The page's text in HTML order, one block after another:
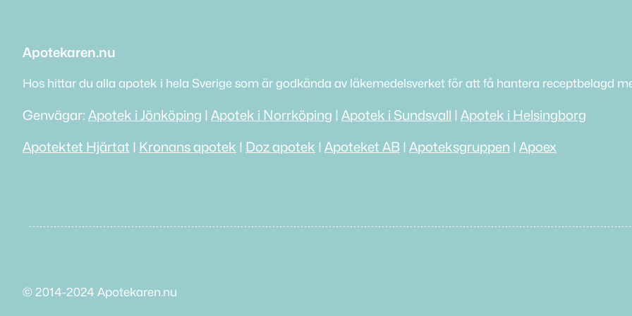
Apotekaren.nu
Hos hittar du alla apotek i hela Sverige som är godkända av läkemedelsverket för att få hantera receptbelagd
Genvägar: Apotek i Jönköping | Apotek i Norrköping | Apotek i Sundsvall | Apotek i Helsingborg
Apotektet Hjärtat | Kronans apotek | Doz apotek | Apoteket AB | Apoteksgruppen | Apoex
© 2014-2024 Apotekaren.nu